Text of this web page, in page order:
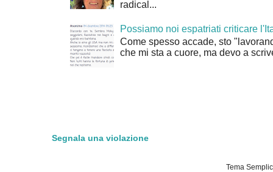
radical...
Possiamo noi espatriati criticare
Come spesso accade, sto
che mi sta a cuore, ma devo a
Segnala una violazione
Tema